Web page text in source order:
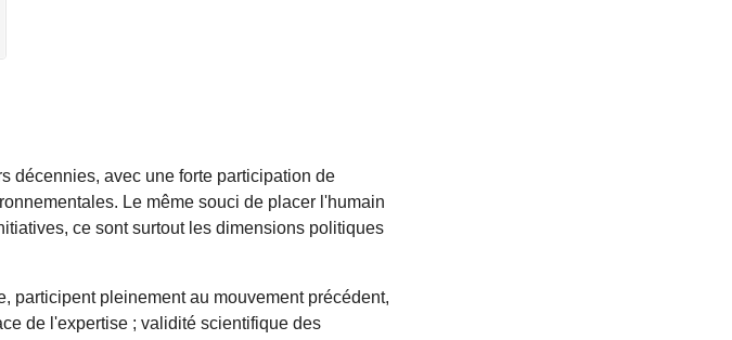
décennies, avec une forte participation de
Le même souci de placer l'humain
ce sont surtout les dimensions politiques
pleinement au mouvement précédent,
de l'expertise ; validité scientifique des